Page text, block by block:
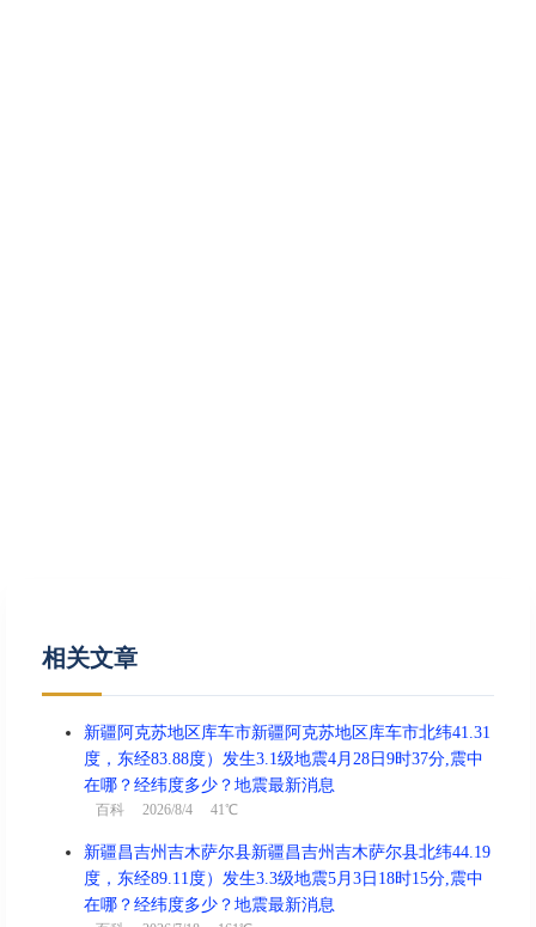
相关文章
新疆阿克苏地区库车市新疆阿克苏地区库车市北纬41.31
度，东经83.88度）发生3.1级地震4月28日9时37分,震中
在哪？经纬度多少？地震最新消息
百科 2026/8/4 41℃
新疆昌吉州吉木萨尔县新疆昌吉州吉木萨尔县北纬44.19
度，东经89.11度）发生3.3级地震5月3日18时15分,震中
在哪？经纬度多少？地震最新消息